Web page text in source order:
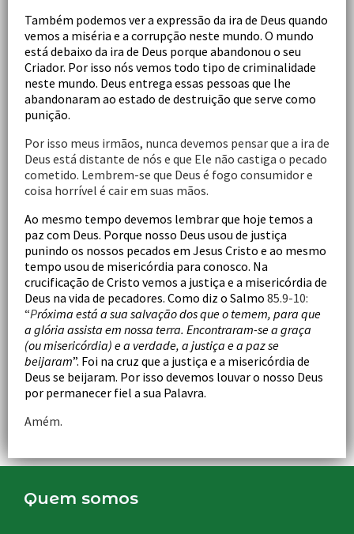
Também podemos ver a expressão da ira de Deus quando
vemos a miséria e a corrupção neste mundo. O mundo
está debaixo da ira de Deus porque abandonou o seu
Criador. Por isso nós vemos todo tipo de criminalidade
neste mundo. Deus entrega essas pessoas que lhe
abandonaram ao estado de destruição que serve como
punição.
Por isso meus irmãos, nunca devemos pensar que a ira de
Deus está distante de nós e que Ele não castiga o pecado
cometido. Lembrem-se que Deus é fogo consumidor e
coisa horrível é cair em suas mãos.
Ao mesmo tempo devemos lembrar que hoje temos a
paz com Deus. Porque nosso Deus usou de justiça
punindo os nossos pecados em Jesus Cristo e ao mesmo
tempo usou de misericórdia para conosco. Na
crucificação de Cristo vemos a justiça e a misericórdia de
Deus na vida de pecadores. Como diz o Salmo 85.9-10:
“Próxima está a sua salvação dos que o temem, para que
a glória assista em nossa terra. Encontraram-se a graça
(ou misericórdia) e a verdade, a justiça e a paz se
beijaram”. Foi na cruz que a justiça e a misericórdia de
Deus se beijaram. Por isso devemos louvar o nosso Deus
por permanecer fiel a sua Palavra.
Amém.
Quem somos